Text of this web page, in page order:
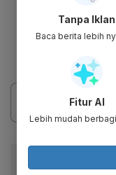
Harga
Harga
Baca artikel
Tanpa Iklan
Baca berita lebih
Fitur AI
Lebih mudah